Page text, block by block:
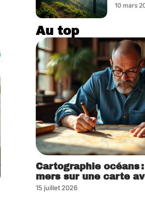
10 mars
Au top
Cartographie océans
mers sur une carte
15 juillet 2026